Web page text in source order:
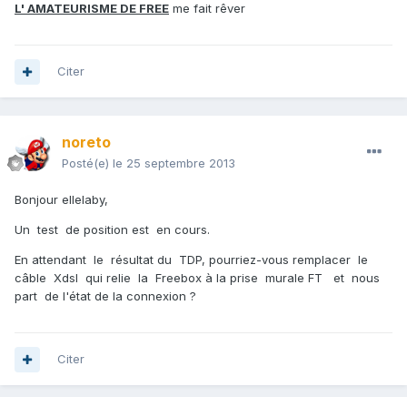
L' AMATEURISME DE FREE me fait rêver
Citer
noreto
Posté(e) le 25 septembre 2013
Bonjour ellelaby,
Un test de position est en cours.
En attendant le résultat du TDP, pourriez-vous remplacer le
câble Xdsl qui relie la Freebox à la prise murale FT et nous
part de l'état de la connexion ?
Citer